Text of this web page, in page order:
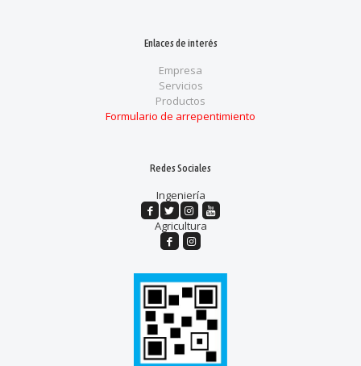
Enlaces de interés
Empresa
Servicios
Productos
Formulario de arrepentimiento
Redes Sociales
Ingeniería
Agricultura